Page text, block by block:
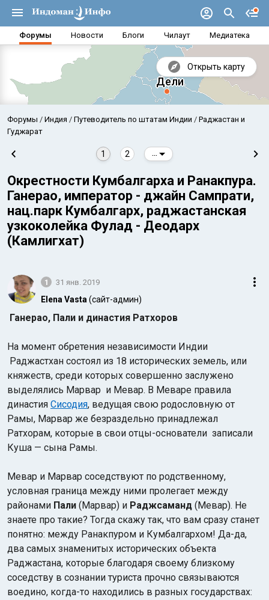
Форумы Новости Блоги Чилаут Медиатека
Открыть карту
Аравийское море
Индийский океан
Форумы Индия Путеводитель по штатам Индии
Раджастан и
Гуджарат
1 2
Окрестности Кумбалгарха и Ранакпура.
Ганерао, император - джайн Сампрати,
нац.парк Кумбалгарх, раджастанская
узкоколейка Фулад - Деодарх
(Камлигхат)
1 31 янв. 2019
Elena Vasta (сайт-админ)
Ганерао, Пали и династия Ратхоров
На момент обретения независимости Индии
Раджастхан состоял из 18 исторических земель, или
княжеств, среди которых совершенно заслужено
выделялись Марвар и Мевар. В Меваре правила
династия Сисодия, ведущая свою родословную от
Рамы, Марвар же безраздельно принадлежал
Ратхорам, которые в свои отцы-основатели записали
Куша — сына Рамы.
Мевар и Марвар соседствуют по родственному,
условная граница между ними пролегает между
районами Пали (Марвар) и Раджсаманд (Мевар). Не
знаете про такие? Тогда скажу так, что вам сразу станет
понятно: между Ранакпуром и Кумбалгархом! Да-да,
два самых знаменитых исторических объекта
Раджастана, которые благодаря своему близкому
соседству в сознании туриста прочно связываются
воедино, когда-то находились в разных государствах: